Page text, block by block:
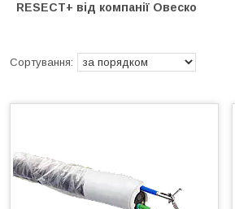
RESECT+ від компанії Овеско